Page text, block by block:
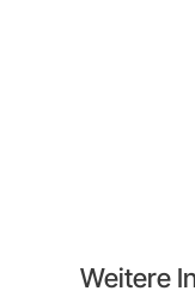
Weitere